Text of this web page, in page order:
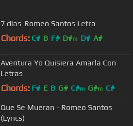
7 dias-Romeo Santos Letra
Chords: C# B F# D#m D# A#
Aventura Yo Quisiera Amarla Con
Letras
Chords: F# E B G# C#m G#m C#
Que Se Mueran - Romeo Santos
(Lyrics)